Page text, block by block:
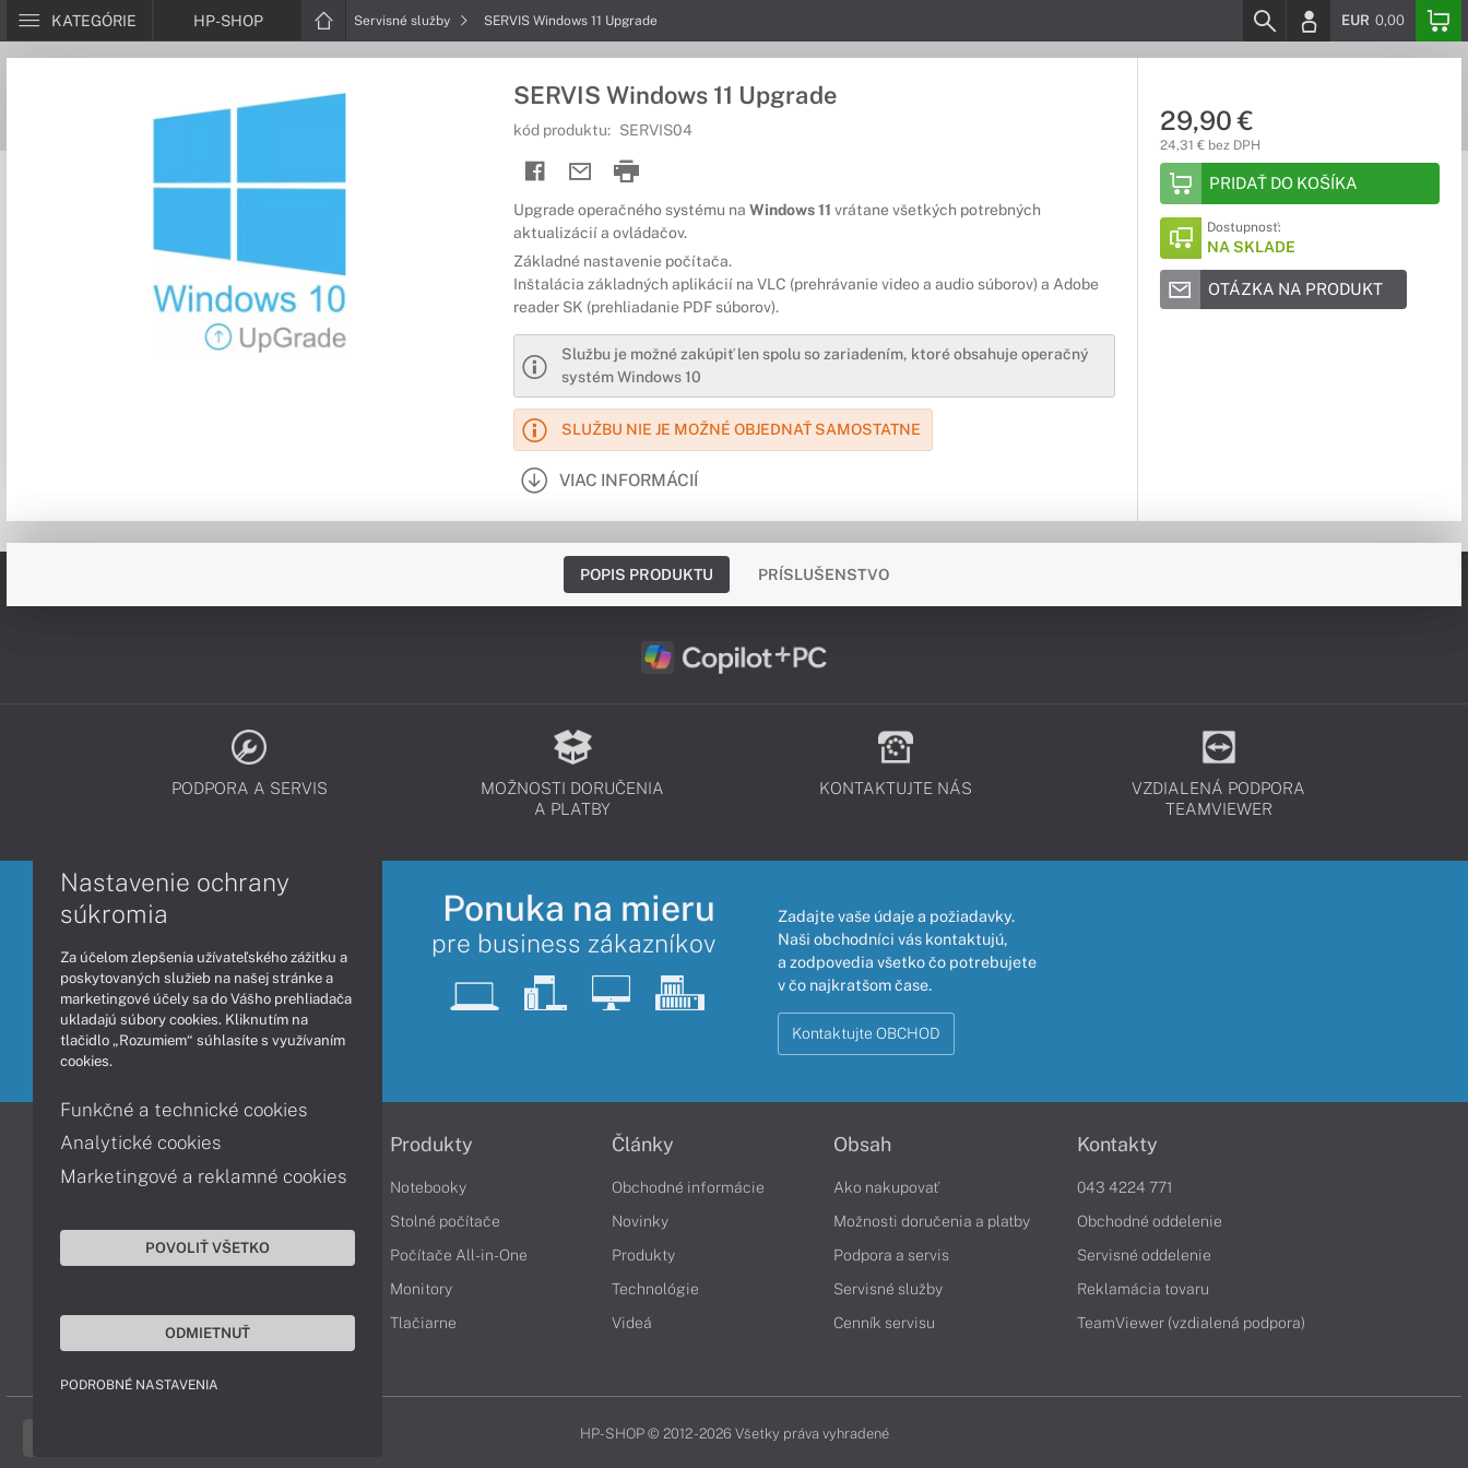
KATEGÓRIE HP-SHOP Servisné služby SERVIS Windows 11 Upgrade EUR 0,00
SERVIS Windows 11 Upgrade
kód produktu: SERVIS04
Upgrade operačného systému na Windows 11 vrátane všetkých potrebných
aktualizácií a ovládačov.
Základné nastavenie počítača.
Inštalácia základných aplikácií na VLC (prehrávanie video a audio súborov) a Adobe
reader SK (prehliadanie PDF súborov).
Službu je možné zakúpiť len spolu so zariadením, ktoré obsahuje operačný
systém Windows 10
SLUŽBU NIE JE MOŽNÉ OBJEDNAŤ SAMOSTATNE
VIAC INFORMÁCIÍ
29,90 €
24,31 € bez DPH
PRIDAŤ DO KOŠÍKA
Dostupnosť:
NA SKLADE
OTÁZKA NA PRODUKT
POPIS PRODUKTU PRÍSLUŠENSTVO
PODPORA A SERVIS
MOŽNOSTI DORUČENIA
A PLATBY
KONTAKTUJTE NÁS
VZDIALENÁ PODPORA
TEAMVIEWER
Ponuka na mieru
pre business zákazníkov
Zadajte vaše údaje a požiadavky.
Naši obchodníci vás kontaktujú,
a zodpovedia všetko čo potrebujete
v čo najkratšom čase.
Kontaktujte OBCHOD
Informácie
Obchodné podmienky
Ochrana osobných údajov
Vyhlásenie o prístupnosti
Cookies
Produkty
Notebooky
Stolné počítače
Počítače All-in-One
Monitory
Tlačiarne
Články
Obchodné informácie
Novinky
Produkty
Technológie
Videá
Obsah
Ako nakupovať
Možnosti doručenia a platby
Podpora a servis
Servisné služby
Cenník servisu
Kontakty
043 4224 771
Obchodné oddelenie
Servisné oddelenie
Reklamácia tovaru
TeamViewer (vzdialená podpora)
HP-SHOP © 2012 - 2026 Všetky práva vyhradené
Nastavenie ochrany
súkromia
Za účelom zlepšenia užívateľského zážitku a
poskytovaných služieb na našej stránke a
marketingové účely sa do Vášho prehliadača
ukladajú súbory cookies. Kliknutím na
tlačidlo „Rozumiem“ súhlasíte s využívaním
cookies.
Funkčné a technické cookies
Analytické cookies
Marketingové a reklamné cookies
POVOLIŤ VŠETKO
ODMIETNUŤ
PODROBNÉ NASTAVENIA